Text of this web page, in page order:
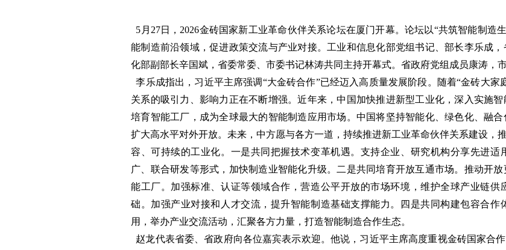
5月27日，2026金砖国家新工业革命伙伴关系论坛在厦门开幕。论坛以“共筑智能制造
能制造前沿领域，促进政策交流与产业对接。工业和信息化部党组书记、部长李乐成
化部副部长辛国斌，省委常委、市委书记林涛共同主持开幕式。省政府党组成员康涛，
李乐成指出，习近平主席强调“大金砖合作”已经迈入高质量发展阶段。随着“金砖大
关系的吸引力、影响力正在不断增强。近年来，中国加快推进新型工业化，深入实施
培育智能工厂，成为全球最大的智能制造应用市场。中国将坚持智能化、绿色化、融
扩大高水平对外开放。未来，中方愿与各方一道，持续推进新工业革命伙伴关系建设，
容、可持续的工业化。一是共同把握技术变革机遇。支持企业、研究机构分享先进适
广、联合研发等形式，加快制造业智能化升级。二是共同培育开放互通市场。推动开
能工厂。加强标准、认证等领域合作，营造公平开放的市场环境，维护全球产业链供
础。加强产业对接和人才交流，提升智能制造基础支撑能力。四是共同构建包容合
用，举办产业交流活动，汇聚各方力量，打造智能制造合作生态。
赵龙代表省委、省政府向各位嘉宾表示欢迎。他说，习近平主席高度重视金砖国家合